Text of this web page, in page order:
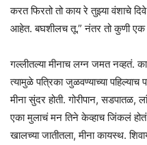
करत फिरतो तो काय रे तुझ्या वंशाचे
आहेत. बघशीलच तू.” नंतर तो कुणी एक
गल्लीतल्या मीनाच लग्न जमत नव्हतं.
त्यामुळे पत्रिका जुळवण्याच्या पहिल्याच
मीना सुंदर होती. गोरीपान, सडपातळ,
एका मुलाचं मन तिने केव्हाच जिंकलं
खालच्या जातीतला, मीना कायस्थ.